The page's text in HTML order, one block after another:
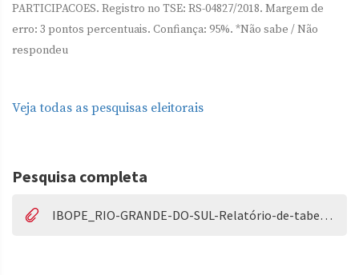
PARTICIPACOES. Registro no TSE: RS-04827/2018. Margem de
erro: 3 pontos percentuais. Confiança: 95%. *Não sabe / Não
respondeu
Veja todas as pesquisas eleitorais
Pesquisa completa
IBOPE_RIO-GRANDE-DO-SUL-Relatório-de-tabelas-final.pdf